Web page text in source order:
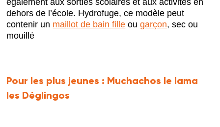
dehors de l’école. Hydrofuge, ce modèle peut
contenir un maillot de bain fille ougarçon, sec ou
mouillé
Pour les plus jeunes : Muchachos le lama
les Déglingos